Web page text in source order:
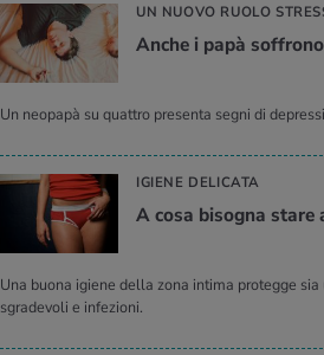
UN NUOVO RUOLO
Anche i papà
Un neopapà su quattro presenta segni di
IGIENE DELICATA
A cosa bisogna
Una buona igiene della zona intima protegge
sgradevoli e infezioni.